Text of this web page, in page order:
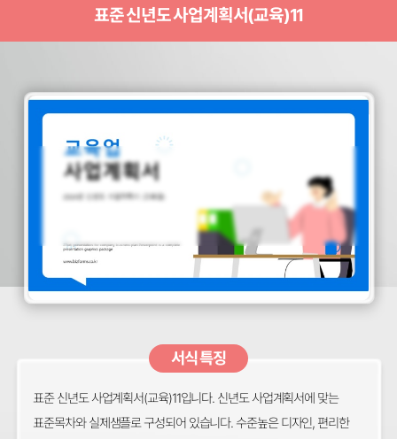
표준 신년도 사업계획서(교육)11
서식 특징
표준 신년도 사업계획서(교육)11입니다. 신년도 사업계획서에 맞는
표준목차와 실제샘플로 구성되어 있습니다. 수준높은 디자인, 편리한